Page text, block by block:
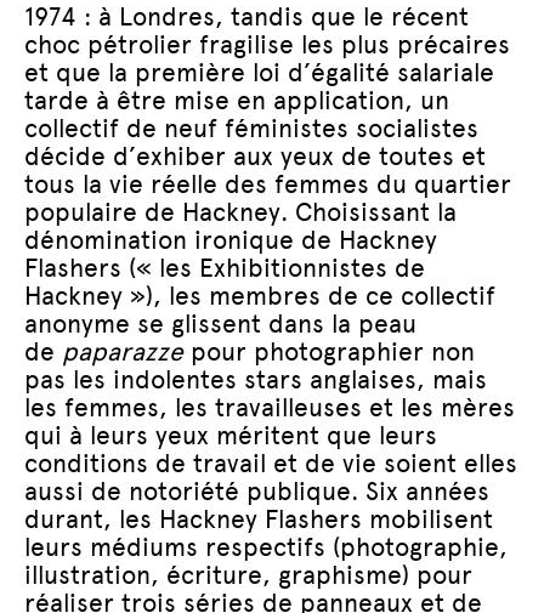
1974 : à Londres, tandis que le récent
choc pétrolier fragilise les plus précaires
et que la première loi d’égalité salariale
tarde à être mise en application, un
collectif de neuf féministes socialistes
décide d’exhiber aux yeux de toutes et
tous la vie réelle des femmes du quartier
populaire de Hackney. Choisissant la
dénomination ironique de Hackney
Flashers (« les Exhibitionnistes de
Hackney »), les membres de ce collectif
anonyme se glissent dans la peau
de paparazzepour photographier non
pas les indolentes stars anglaises, mais
les femmes, les travailleuses et les mères
qui à leurs yeux méritent que leurs
conditions de travail et de vie soient elles
aussi de notoriété publique. Six années
durant, les Hackney Flashers mobilisent
leurs médiums respectifs (photographie,
illustration, écriture, graphisme) pour
réaliser trois séries de panneaux et de